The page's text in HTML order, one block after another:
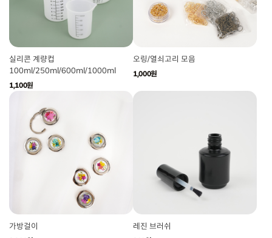
실리콘 계량컵
100ml/250ml/600ml/1000ml
1,100원
오링/열쇠고리 모음
1,000원
가방걸이 레진 브러쉬